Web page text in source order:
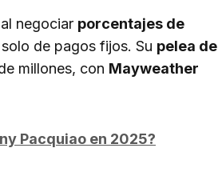
negociar porcentajes de
de pagos fijos. Su pelea de
millones, con Mayweather
Pacquiao en 2025?